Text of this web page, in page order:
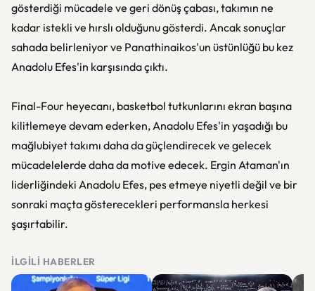
gösterdiği mücadele ve geri dönüş çabası, takımın ne
kadar istekli ve hırslı olduğunu gösterdi. Ancak sonuçlar
sahada belirleniyor ve Panathinaikos'un üstünlüğü bu kez
Anadolu Efes'in karşısında çıktı.
Final-Four heyecanı, basketbol tutkunlarını ekran başına
kilitlemeye devam ederken, Anadolu Efes'in yaşadığı bu
mağlubiyet takımı daha da güçlendirecek ve gelecek
mücadelelerde daha da motive edecek. Ergin Ataman'ın
liderliğindeki Anadolu Efes, pes etmeye niyetli değil ve bir
sonraki maçta gösterecekleri performansla herkesi
şaşırtabilir.
İLGILI HABERLER